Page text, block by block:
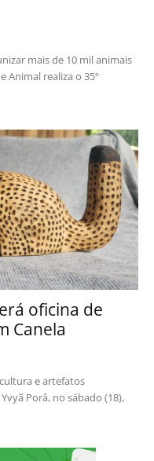
Animal realiza o 35º
oficina de
Canela
e artefatos
Porâ, no sábado (18),